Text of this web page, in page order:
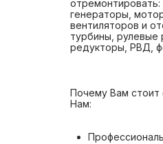
генераторы,
вентиляторов и
турбины, рулевые
редукторы, РВД,
Почему Вам стоит
Нам: